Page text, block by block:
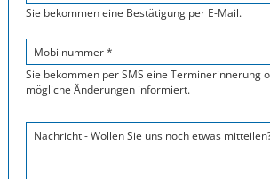
Sie bekommen eine Bestätigung per E-Mail.
Mobilnummer *
Sie bekommen per SMS eine Terminerinnerung
mögliche Änderungen informiert.
Nachricht - Wollen Sie uns noch etwas